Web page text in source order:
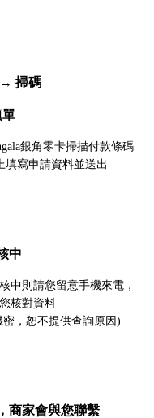
→ 掃碼
銀角零卡掃描付款條碼
填寫申請資料並送出
中
中則請您留意手機來電，
核對資料
，恕不提供查詢原因)
商家會與您聯繫